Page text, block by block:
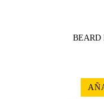
BEARD